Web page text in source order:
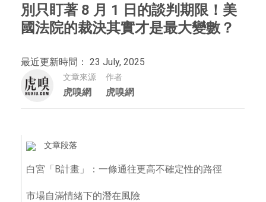
別只盯著 8 月 1 日的談判期限！美
國法院的裁決其實才是最大變數？
最近更新時間： 23 July, 2025
文章來源
虎嗅網
作者
虎嗅網
文章段落
白宮「B計畫」：一條通往更高不確定性的路徑
市場自滿情緒下的潛在風險